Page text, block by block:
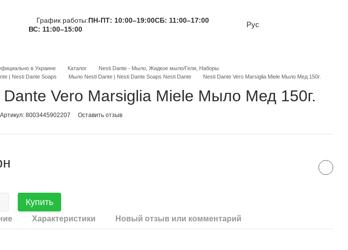
График работы:ПН-ПТ: 10:00–19:00СБ: 11:00–17:00
ВС: 11:00–15:00
Рус
в Украине Каталог
Nesti Dante - Мыло, Жидкое мыло/Гели, Наборы
| Nesti Dante Soaps
Мыло Nesti Dante | Nesti Dante Soaps Nesti Dante Nesti Dante Vero Marsiglia Miele Мыло Мед 150г.
Dante Vero Marsiglia Miele Мыло Мед 150г.
Артикул: 8003445902207 Оставить отзыв
Купить
Характеристики Новый отзыв или комментарий